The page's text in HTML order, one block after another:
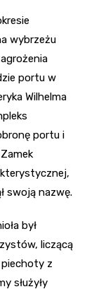
wybrzeżu
portu w
Wilhelma
portu i
swoją nazwę.
był
liczącą
piechoty z
służyły